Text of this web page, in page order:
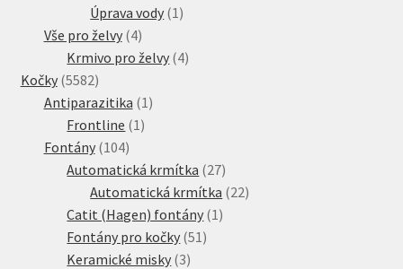
produkt
Úprava vody 1 1
Vše pro želvy 44
produkty
Krmivo pro želvy 44
Kočky 55825582
produktů
Antiparazitika 1 1
Frontline 1 1
Fontány 104104
produktů
Automatická krmítka 2727
produktů
Automatická krmítka 2222
Catit (Hagen) fontány 1 1
Fontány pro kočky 51 51
Keramické misky 33